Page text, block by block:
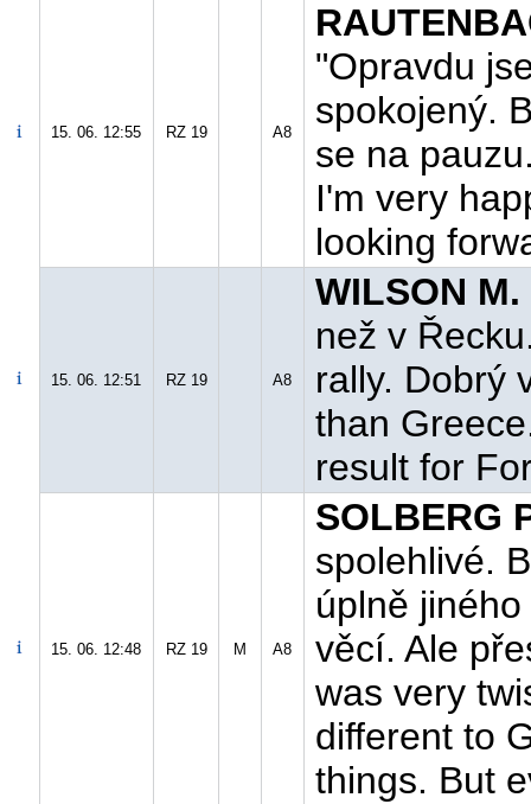
15. 06. 12:55 RZ 19 A8
"Opravdu
spokojený.
se na
I'm very
looking
15. 06. 12:51 RZ 19 A8
WILSON
než v
rally. Dobrý
than
result for
15. 06. 12:48 RZ 19 M A8
SOLBERG
spolehlivé.
úplně
věcí. Ale
was very
different to
things. But